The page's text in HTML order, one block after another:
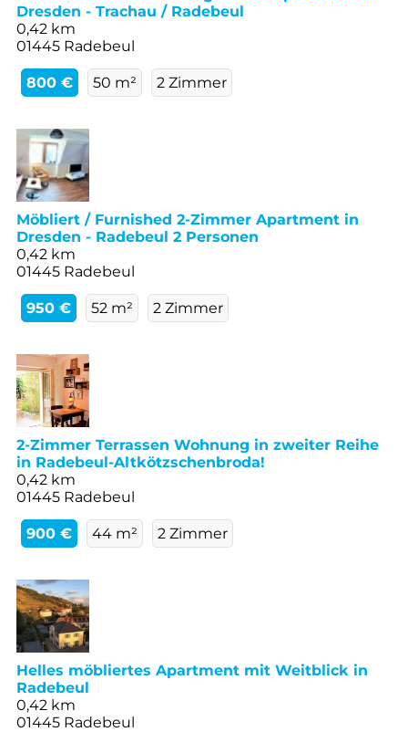
Dresden - Trachau / Radebeul
0,42 km
01445 Radebeul
800 € 50 m² 2 Zimmer
Möbliert / Furnished 2-Zimmer Apartment in
Dresden - Radebeul 2 Personen
0,42 km
01445 Radebeul
950 € 52 m² 2 Zimmer
2-Zimmer Terrassen Wohnung in zweiter Reihe
in Radebeul-Altkötzschenbroda!
0,42 km
01445 Radebeul
900 € 44 m² 2 Zimmer
Helles möbliertes Apartment mit Weitblick in
Radebeul
0,42 km
01445 Radebeul